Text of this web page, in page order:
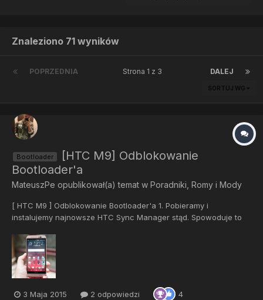
Znaleziono 71 wyników
POPRZEDNIA DALEJ
Strona 1 z 3
SORTUJ WG
Bootloader
[HTC M9] Odblokowanie
Bootloader'a
MateuszPe opublikował(a) temat w Poradniki, Romy i Mody
[ HTC M9 ] Odblokowanie Bootloader'a 1. Pobieramy i
instalujemy najnowsze HTC Sync Manager stąd. Spowoduje to
ADB i ' Fastboot ' z tego linku. Zwróć uwagę gdzie to instalujesz
bo folder z plikami będzie nam potrzebny. 3. Zarejestruj...
3 Maja 2015 2 odpowiedzi 4